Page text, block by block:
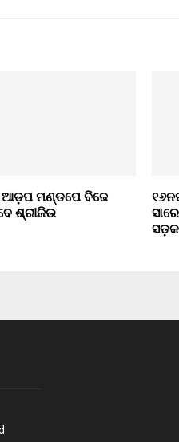
ମଣ୍ଡପେ ବିଜେ
ଶ୍ରୀଜିଉ
ସଡ଼କ